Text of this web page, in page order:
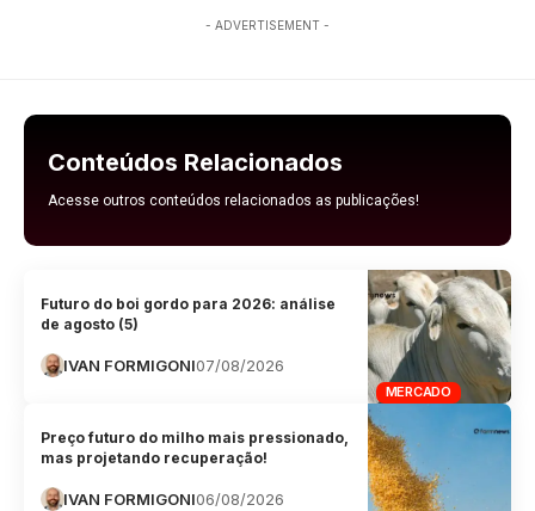
- ADVERTISEMENT -
Conteúdos Relacionados
Acesse outros conteúdos relacionados as publicações!
MERCADO
Futuro do boi gordo para 2026: análise
de agosto (5)
IVAN FORMIGONI07/08/2026
Preço futuro do milho mais pressionado,
mas projetando recuperação!
IVAN FORMIGONI06/08/2026